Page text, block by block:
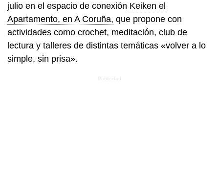
julio en el espacio de conexión Keiken el
Apartamento, en A Coruña, que propone con
actividades como crochet, meditación, club de
lectura y talleres de distintas temáticas «volver a lo
simple, sin prisa».